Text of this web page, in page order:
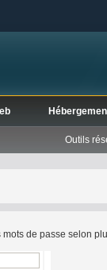
Outils
de passe selon